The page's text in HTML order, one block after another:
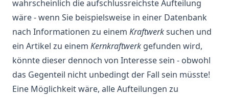
wahrscheinlich dieaufschlussreichsteAufteilung
wäre - wenn Sie beispielsweise in einer Datenbank
nach Informationen zu einem Kraftwerksuchen und
ein Artikel zu einem Kernkraftwerk gefunden wird,
könnte dieser dennoch von Interesse sein - obwohl
das Gegenteil nicht unbedingt der Fall sein müsste!
Eine Möglichkeit wäre, alle Aufteilungen zu